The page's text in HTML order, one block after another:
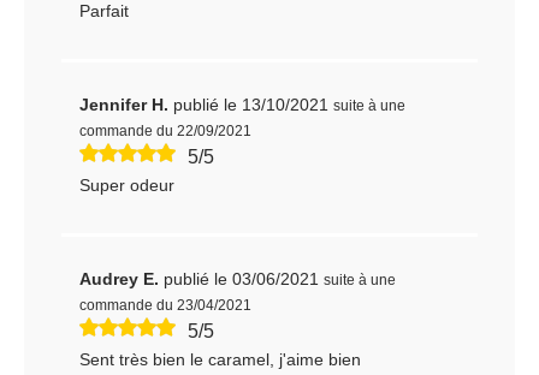
Parfait
Jennifer H. publié le 13/10/2021 suite à une
commande du 22/09/2021
5/5
Super odeur
Audrey E. publié le 03/06/2021 suite à une
commande du 23/04/2021
5/5
Sent très bien le caramel, j'aime bien